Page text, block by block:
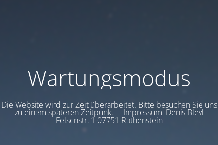
Wartungsmodus
Die Website wird zur Zeit überarbeitet. Bitte besuchen Sie uns
zu einem späteren Zeitpunk. Impressum: Denis Bleyl
Felsenstr. 1 07751 Rothenstein